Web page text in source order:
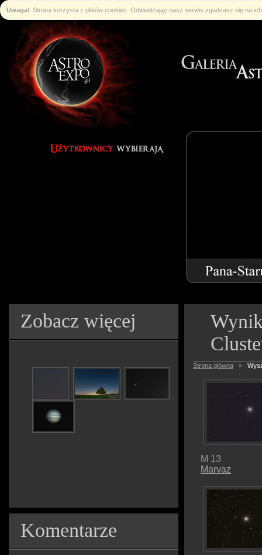
Uwaga! Strona korzysta z plików cookies. Odwiedzając nasz serwis zgadzasz się na
Zobacz więcej
Komentarze
Strona główna »
M 13
Marvaz